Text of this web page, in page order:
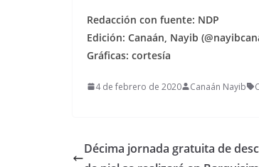
Redacción con fuente: NDP
Edición: Canaán, Nayib
Gráficas: cortesía
4 de febrero de 2020 Canaán Nayib
Décima jornada gratuita de